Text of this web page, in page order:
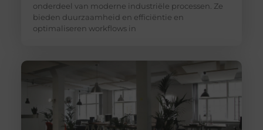
onderdeel van moderne industriële processen. Ze
bieden duurzaamheid en efficiëntie en
optimaliseren workflows in